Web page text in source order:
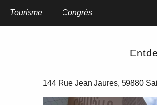
Tourisme Congrès
Startseite O’Boc’Halle
144 Rue Jean Jaures, 59880